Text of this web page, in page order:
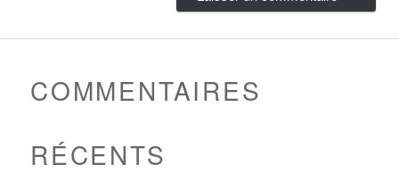
COMMENTAIRES
RÉCENTS